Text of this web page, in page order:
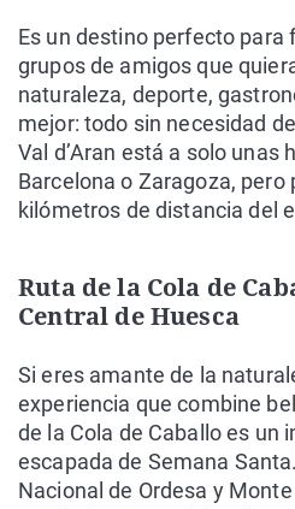
Es un destino perfecto para
grupos de amigos que
naturaleza, deporte,
mejor: todo sin necesidad
Val d’Aran está a solo unas
Barcelona o Zaragoza,
kilómetros de distancia del
Ruta de la Cola de
Central de Huesca
Si eres amante de la
experiencia que combine
de la Cola de Caballo es un
escapada de Semana
Nacional de Ordesa y